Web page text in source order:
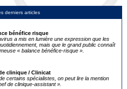
derniers articles
bénéfice risque
a mis en lumière une expression que les
mais que le grand public connaît
« balance bénéfice-risque ».
clinique / Clinicat
certains spécialistes, on peut lire la mention
de clinique-assistant ».